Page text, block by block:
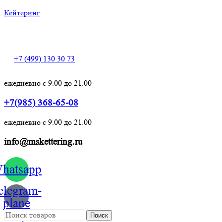
Кейтеринг
+7 (499) 130 30 73
ежедневно с 9.00 до 21.00
+7(985) 368-65-08
ежедневно с 9.00 до 21.00
info@mskettering.ru
plane
Поиск